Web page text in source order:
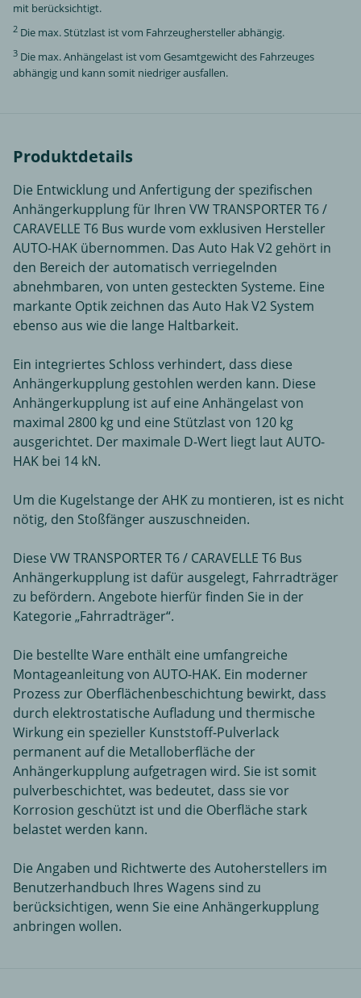
mit berücksichtigt.
2 Die max. Stützlast ist vom Fahrzeughersteller abhängig.
3 Die max. Anhängelast ist vom Gesamtgewicht des Fahrzeuges
abhängig und kann somit niedriger ausfallen.
Produktdetails
Die Entwicklung und Anfertigung der spezifischen
Anhängerkupplung für Ihren VW TRANSPORTER T6 /
CARAVELLE T6 Bus wurde vom exklusiven Hersteller
AUTO-HAK übernommen. Das Auto Hak V2 gehört in
den Bereich der automatisch verriegelnden
abnehmbaren, von unten gesteckten Systeme. Eine
markante Optik zeichnen das Auto Hak V2 System
ebenso aus wie die lange Haltbarkeit.
Ein integriertes Schloss verhindert, dass diese
Anhängerkupplung gestohlen werden kann. Diese
Anhängerkupplung ist auf eine Anhängelast von
maximal 2800 kg und eine Stützlast von 120 kg
ausgerichtet. Der maximale D-Wert liegt laut AUTO-
HAK bei 14 kN.
Um die Kugelstange der AHK zu montieren, ist es nicht
nötig, den Stoßfänger auszuschneiden.
Diese VW TRANSPORTER T6 / CARAVELLE T6 Bus
Anhängerkupplung ist dafür ausgelegt, Fahrradträger
zu befördern. Angebote hierfür finden Sie in der
Kategorie „Fahrradträger“.
Die bestellte Ware enthält eine umfangreiche
Montageanleitung von AUTO-HAK. Ein moderner
Prozess zur Oberflächenbeschichtung bewirkt, dass
durch elektrostatische Aufladung und thermische
Wirkung ein spezieller Kunststoff-Pulverlack
permanent auf die Metalloberfläche der
Anhängerkupplung aufgetragen wird. Sie ist somit
pulverbeschichtet, was bedeutet, dass sie vor
Korrosion geschützt ist und die Oberfläche stark
belastet werden kann.
Die Angaben und Richtwerte des Autoherstellers im
Benutzerhandbuch Ihres Wagens sind zu
berücksichtigen, wenn Sie eine Anhängerkupplung
anbringen wollen.